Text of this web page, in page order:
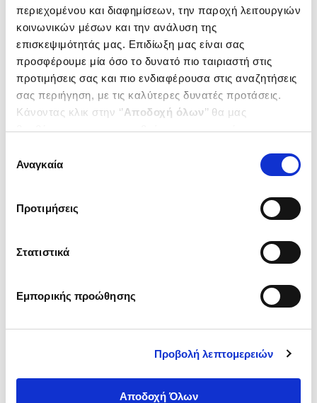
περιεχομένου και διαφημίσεων, την παροχή λειτουργιών
κοινωνικών μέσων και την ανάλυση της
επισκεψιμότητάς μας. Επιδίωξη μας είναι σας
προσφέρουμε μία όσο το δυνατό πιο ταιριαστή στις
προτιμήσεις σας και πιο ενδιαφέρουσα στις αναζητήσεις
σας περιήγηση, με τις καλύτερες δυνατές προτάσεις.
Κάνοντας κλικ στην ‘’Αποδοχή όλων’’ θα μας
βοηθήσετε να ανταποκριθούμε στα παραπάνω.
ενδιαφέρουν και να επιλέξετε από τα παρακάτω με την
΄΄και να ενημερωθείτε σχετικά με
συγκατάθεσης
Αναγκαία
Προτιμήσεις
Στατιστικά
Εμπορικής προώθησης
Προβολή λεπτομερειών
Αποδοχή Όλων
(0
(CD) ΟΤΑΝ ΚΟΙΜΗΘΗΚΕ Η ΖΩΗ
ΔΑΙΤΣΗΣ ΗΡΑΚΛΗΣ
1-1 από 1 προϊόντα